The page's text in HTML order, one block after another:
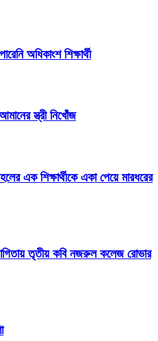
অধিকাংশ শিক্ষার্থী
স্ত্রী নিখোঁজ
এক শিক্ষার্থীকে একা পেয়ে মারধরের
তৃতীয় কবি নজরুল কলেজ রোভার